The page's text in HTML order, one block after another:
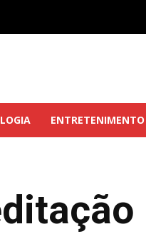
ENTRETENIMENTO